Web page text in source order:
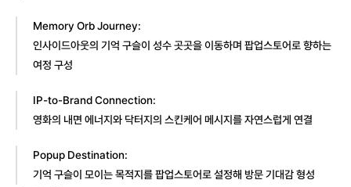
Memory Orb Journey:
인사이드아웃의 기억 구슬이 성수 곳곳을 이동하며 팝업스토어로 향하는
여정 구성
IP-to-Brand Connection:
영화의 내면 에너지와 닥터지의 스킨케어 메시지를 자연스럽게 연결
Popup Destination:
기억 구슬이 모이는 목적지를 팝업스토어로 설정해 방문 기대감 형성